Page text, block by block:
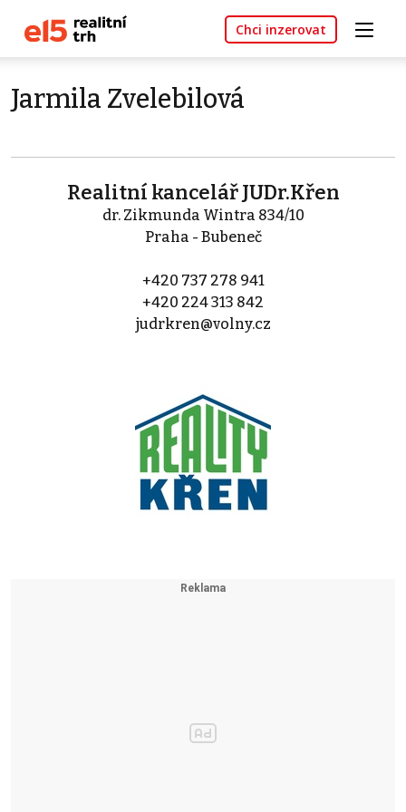
Chci inzerovat
Jarmila Zvelebilová
Realitní kancelář JUDr.Křen
dr. Zikmunda Wintra 834/10
Praha - Bubeneč
+420 737 278 941
+420 224 313 842
judrkren@volny.cz